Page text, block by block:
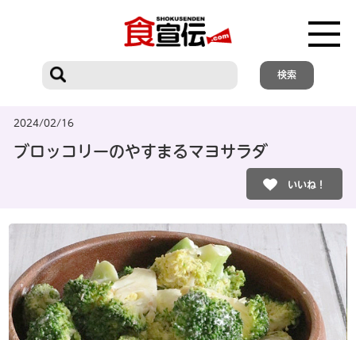
2024/02/16
ブロッコリーのやすまるマヨサラダ
いいね！